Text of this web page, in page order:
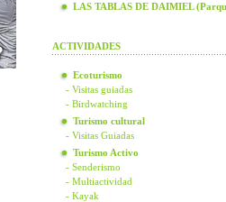
LAS TABLAS DE DAIMIEL
ACTIVIDADES
Ecoturismo
- Visitas guiadas
- Birdwatching
Turismo cultural
- Visitas Guiadas
Turismo Activo
- Senderismo
- Multiactividad
- Kayak